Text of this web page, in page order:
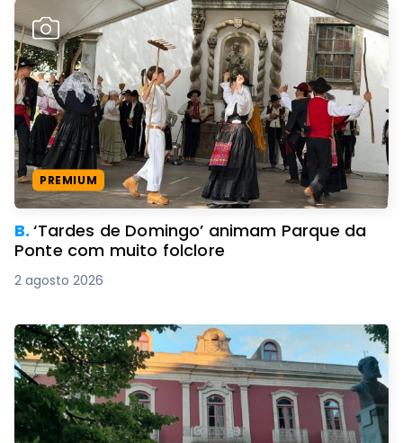
PREMIUM
B.‘Tardes de Domingo’ animam Parque da
Ponte com muito folclore
2 agosto 2026